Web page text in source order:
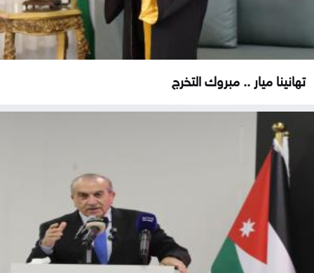
تهانينا ميار .. مبروك التخرج